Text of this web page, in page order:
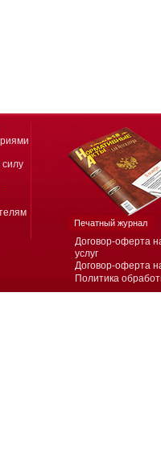
Договор-оферта
услуг
Договор-оферта
Политика
силу
Печатный журнал